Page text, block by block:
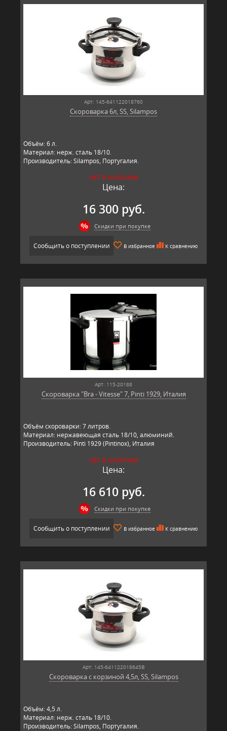
Арт: 145-641122018760
Скороварка 6л, SS, Silampos
Объём: 6 л.
Материал: нерж. сталь 18/10.
Производитель: Silampos, Португалия.
НЕТ В НАЛИЧИИ
Цена:
16 300 руб.
Скидки при покупке
Сообщить о поступлении В избранное К сравнению
Арт: 115-20188
Скороварка "Bra - Vitesse" 7, Pinti 1929, Италия
Объём скороварки: 7 литров.
Материал: нержавеющая сталь 18/10, алюминий.
Производитель: Pinti 1929 (Pintinox), Италия
НЕТ В НАЛИЧИИ
Цена:
16 610 руб.
Скидки при покупке
Сообщить о поступлении В избранное К сравнению
Арт: 145-641122018645B
Скороварка с корзиной 4,5л, SS, Silampos
Объём: 4,5 л.
Материал: нерж. сталь 18/10.
Производитель: Silampos, Португалия.